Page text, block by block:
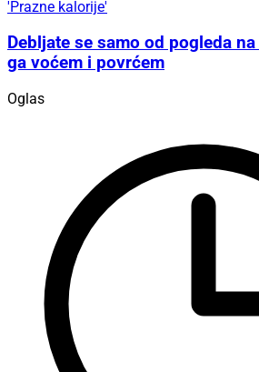
'Prazne kalorije'
Debljate se samo od pogleda
ga voćem i povrćem
Oglas